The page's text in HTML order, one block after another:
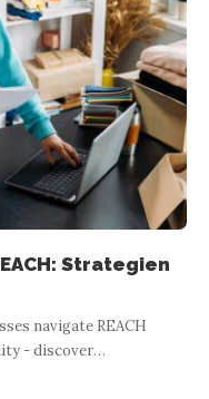
Strategien
navigate REACH
- discover…